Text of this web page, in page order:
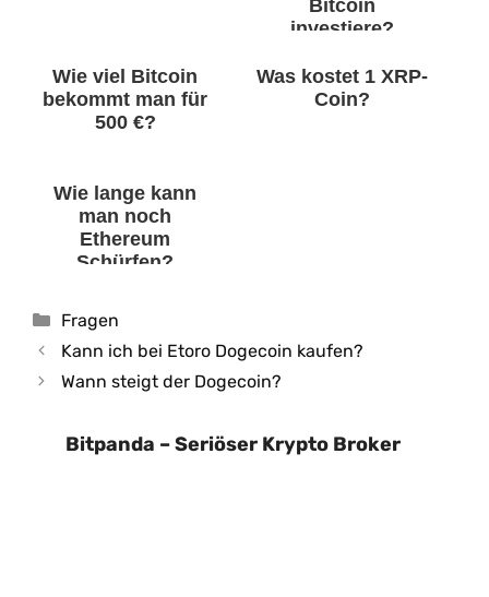
Bitcoin
investiere?
Wie viel Bitcoin
bekommt man für
500 €?
Was kostet 1 XRP-
Coin?
Wie lange kann
man noch
Ethereum
Schürfen?
Kategorien
Fragen
Kann ich bei Etoro Dogecoin kaufen?
Wann steigt der Dogecoin?
Bitpanda – Seriöser Krypto Broker